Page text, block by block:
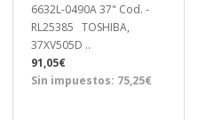
6632L-0490A 37" Cod. -
RL25385 TOSHIBA,
37XV505D ..
91,05€
Sin impuestos: 75,25€